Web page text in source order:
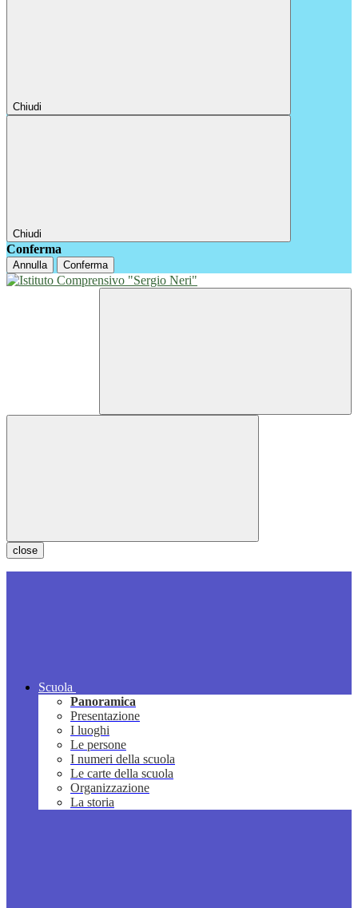
Chiudi
Chiudi
Conferma
Annulla Conferma
close
Scuola
Panoramica
Presentazione
I luoghi
Le persone
I numeri della scuola
Le carte della scuola
Organizzazione
La storia